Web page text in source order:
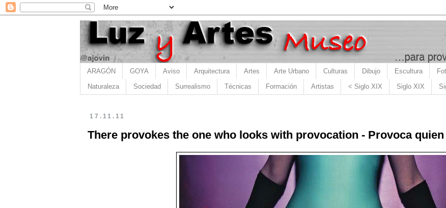
ARAGÓN GOYA Aviso Arquitectura Artes Arte Urbano Culturas Dibujo Escultura
Naturaleza Sociedad Surrealismo Técnicas Formación Artistas < Siglo XIX Siglo XIX
17.11.11
There provokes the one who looks with provocation - Provoca